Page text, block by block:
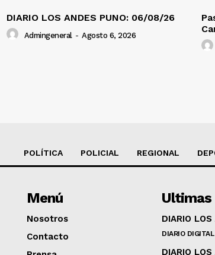
DIARIO LOS ANDES PUNO: 06/08/26
Admingeneral - Agosto 6, 2026
POLÍTICA POLICIAL REGIONAL
Menú
Nosotros
Contacto
DIARIO
DIARIO DIGITAL
DIARIO